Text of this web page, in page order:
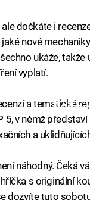
dočkáte i
nové
ukáže,
vyplatí.
a tematické
v němž
a
náhodný. Čeká
s originální
dozvíte tuto